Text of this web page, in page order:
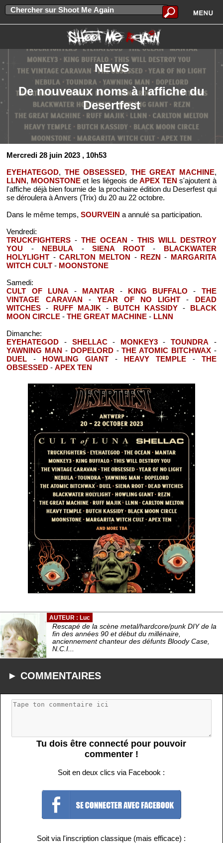
NEWS
De nouveaux noms à l'affiche du
Desertfest
Mercredi 28 juin 2023 , 10h53
EYEHATEGOD, THE OBSESSED, THE GREAT MACHINE,
LLNN, MOONSTONEet les liégeois deAPEX TEN s'ajoutent à
l'affiche déjà bien fournie de la prochaine édition du Deserfest qui
se déroulera à Anvers (Trix) du 20 au 22 octobre.
Dans le même temps,SOURVEIN a annulé sa participation.
Vendredi:
TRUCKFIGHTERS - THE OCEAN -THIS WILL DESTROY
YOU - NEBULA -SIENA ROOT- BLACKWATER
HOLYLIGHT -CARLTON MELTON - REZN - MARGARITA
WITCH CULT - MOONSTONE
Samedi:
CULT OF LUNA - MANTAR - KING BUFFALO - THE
VINTAGE CARAVAN - YEAR OF NO LIGHT - DEAD
WITCHES - RUFF MAJIK - BUTCH KASSIDY - BLACK
MOON CIRCLE -THE GREAT MACHINE - LLNN
Dimanche:
EYEHATEGOD - SHELLAC- MONKEY3- TOUNDRA -
YAWNING MAN - DOPELORD-THE ATOMIC BITCHWAX-
DUEL - HOWLING GIANT - HEAVY TEMPLE- THE
OBSESSED -APEX TEN
AUTEUR : Luc
Rescapé de la scène metal/hardcore/punk DIY de la
fin des années 90 et début du millénaire,
anciennement chanteur des défunts Bloody Case,
N.C.I...
► COMMENTAIRES
Tu dois être connecté pour pouvoir
commenter !
Soit en deux clics via Facebook :
Soit via l'inscription classique (mais efficace) :